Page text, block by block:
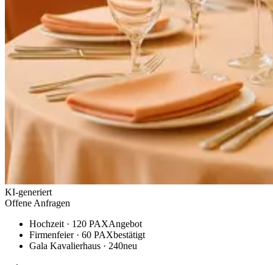
KI-generiert
Offene Anfragen
Hochzeit · 120 PAXAngebot
Firmenfeier · 60 PAXbestätigt
Gala Kavalierhaus · 240neu